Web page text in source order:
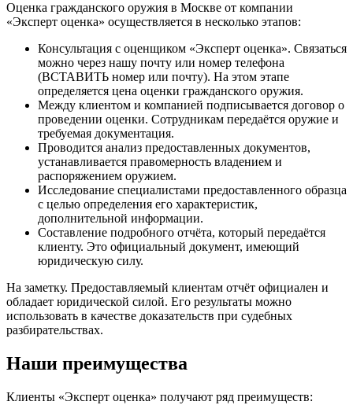
Оценка гражданского оружия в Москве от компании
«Эксперт оценка» осуществляется в несколько этапов:
Консультация с оценщиком «Эксперт оценка». Связаться
можно через нашу почту или номер телефона
(ВСТАВИТЬ номер или почту). На этом этапе
определяется цена оценки гражданского оружия.
Между клиентом и компанией подписывается договор о
проведении оценки. Сотрудникам передаётся оружие и
требуемая документация.
Проводится анализ предоставленных документов,
устанавливается правомерность владением и
распоряжением оружием.
Исследование специалистами предоставленного образца
с целью определения его характеристик,
дополнительной информации.
Составление подробного отчёта, который передаётся
клиенту. Это официальный документ, имеющий
юридическую силу.
На заметку. Предоставляемый клиентам отчёт официален и
обладает юридической силой. Его результаты можно
использовать в качестве доказательств при судебных
разбирательствах.
Наши преимущества
Клиенты «Эксперт оценка» получают ряд преимуществ: